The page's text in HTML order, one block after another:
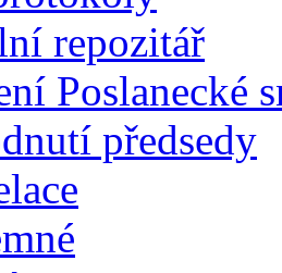
repozitář
Poslanecké
předsedy